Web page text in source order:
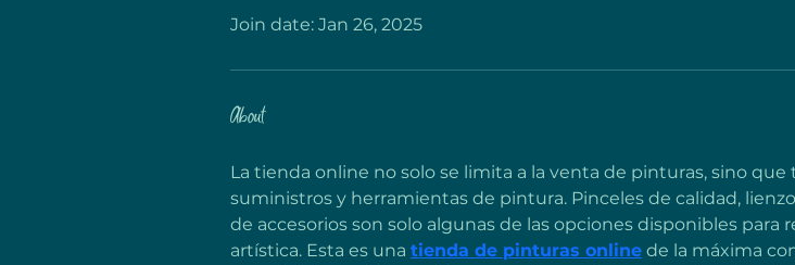
Join date: Jan 26, 2025
About
La tienda online no solo se limita a la venta de pinturas, sino
suministros y herramientas de pintura. Pinceles de calidad,
de accesorios son solo algunas de las opciones disponibles para
artística. Esta es una tienda de pinturas online de la máxima